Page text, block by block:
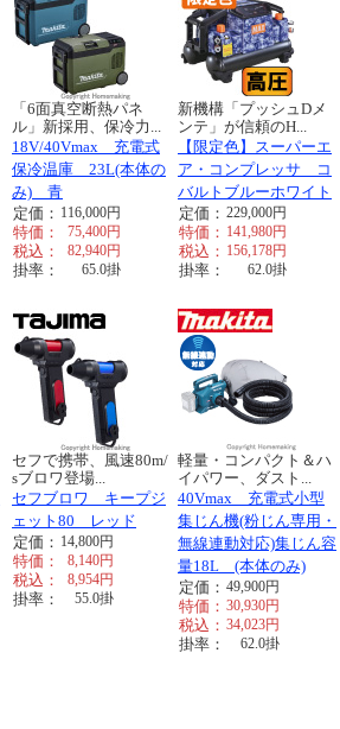
「6面真空断熱パネ
ル」新採用、保冷力...
18V/40Vmax 充電式
保冷温庫 23L(本体の
み) 青
定価： 116,000円
特価： 75,400円
税込： 82,940円
掛率： 65.0掛
新機構「プッシュDメ
ンテ」が信頼のH...
【限定色】スーパーエ
ア・コンプレッサ コ
バルトブルーホワイト
定価： 229,000円
特価： 141,980円
税込： 156,178円
掛率： 62.0掛
セフで携帯、風速80m/
sブロワ登場...
セフブロワ キープジ
ェット80 レッド
定価： 14,800円
特価： 8,140円
税込： 8,954円
掛率： 55.0掛
軽量・コンパクト＆ハ
イパワー、ダスト...
40Vmax 充電式小型
集じん機(粉じん専用・
無線連動対応)集じん容
量18L (本体のみ)
定価： 49,900円
特価： 30,930円
税込： 34,023円
掛率： 62.0掛